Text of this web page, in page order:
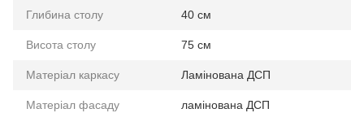
Глибина столу 40 см
Висота столу 75 см
Матеріал каркасу Ламінована ДСП
Матеріал фасаду ламінована ДСП